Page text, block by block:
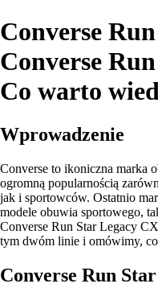
Converse
Converse
Co warto
Wprowadzenie
Converse to ikoniczna marka
ogromną popularnością
jak i sportowców. Ostatnio
modele obuwia sportowego,
Converse Run Star Legacy
tym dwóm linie i omówimy,
Converse Run